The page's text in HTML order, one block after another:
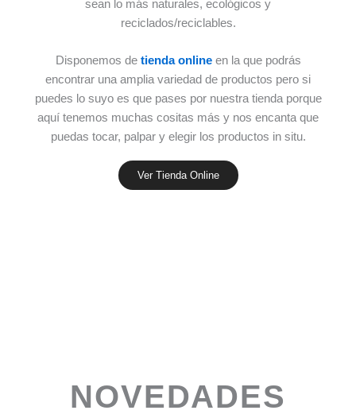
sean lo más naturales, ecológicos y
reciclados/reciclables.
Disponemos de tienda onlineen la que podrás
encontrar una amplia variedad de productos pero si
puedes lo suyo es que pases por nuestra tienda porque
aquí tenemos muchas cositas más y nos encanta que
puedas tocar, palpar y elegir los productos in situ.
Ver Tienda Online
NOVEDADES